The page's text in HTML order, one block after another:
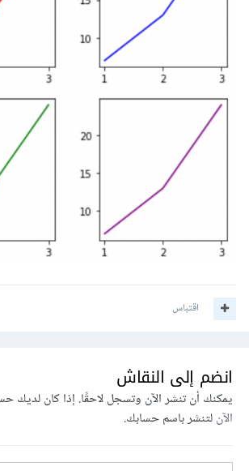
اقتباس
انضم إلى النقاش
يمكنك أن تنشر الآن وتسجل لاحقًا. إذا كان لديك
الآنلتنشر باسم حسابك.